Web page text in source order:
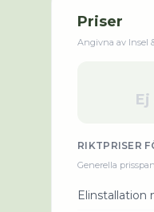
Priser
Angivna av Insel
RIKTPRISER
Generella
Elinstallation